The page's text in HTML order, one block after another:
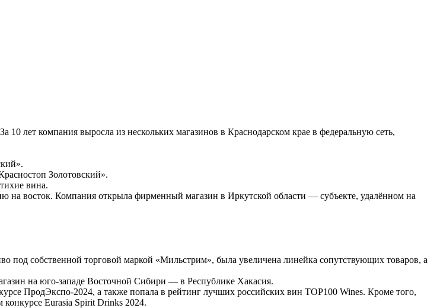
лет компания выросла из нескольких магазинов в Краснодарском крае в федеральную сеть,
Золотовский».
вина.
восток. Компания открыла фирменный магазин в Иркутской области — субъекте, удалённом на
собственной торговой маркой «Мильстрим», была увеличена линейка сопутствующих товаров, а
на юго-западе Восточной Сибири — в Республике Хакасия.
ПродЭкспо-2024, а также попала в рейтинг лучших российских вин TОР100 Wines. Кроме того,
Eurasia Spirit Drinks 2024.